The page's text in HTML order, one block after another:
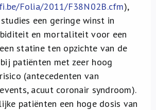
Folia/2011/F38N02B.cfm),
een geringe winst in
en mortaliteit voor een
statine ten opzichte van de
patiënten met zeer hoog
(antecedenten van
acuut coronair syndroom).
patiënten een hoge dosis van